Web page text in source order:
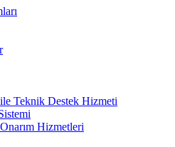
Teknik Destek Hizmeti
Hizmetleri